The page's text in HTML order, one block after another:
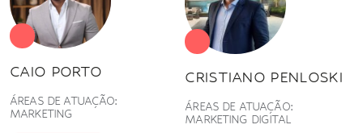
CAIO PORTO
ÁREAS DE ATUAÇÃO:
MARKETING
CRISTIANO PENLOSKI
ÁREAS DE ATUAÇÃO:
MARKETING DIGITAL